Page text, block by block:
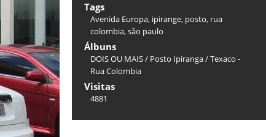
Tags
Avenida Europa, ipirange, posto, rua
colombia,são paulo
Álbuns
DOIS OU MAIS/ Posto Ipiranga / Texaco -
Rua Colombia
Visitas
4881